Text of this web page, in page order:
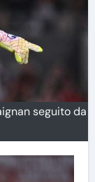
seguito da